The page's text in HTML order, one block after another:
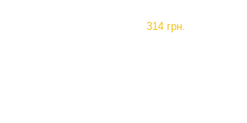
314 грн.